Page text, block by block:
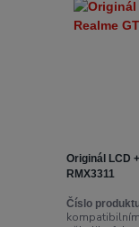
Originál LCD
RMX3311
Číslo